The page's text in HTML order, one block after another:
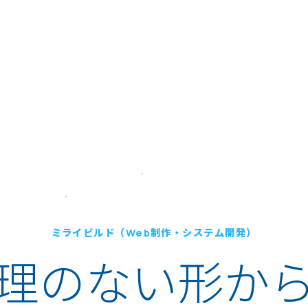
ミライビルド（Web制作・システム開発）
のない形か